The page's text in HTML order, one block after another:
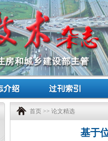
首页 >> 论文精选
基于